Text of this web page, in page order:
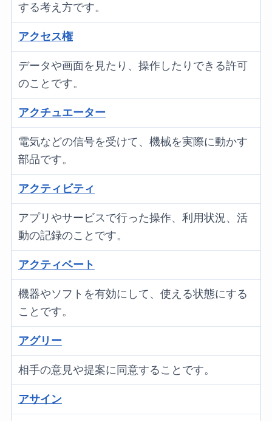
する考え方です。
アクセス権
データや画面を見たり、操作したりできる許可
のことです。
アクチュエーター
電気などの信号を受けて、機械を実際に動かす
部品です。
アクティビティ
アプリやサービスで行った操作、利用状況、活
動の記録のことです。
アクティベート
機器やソフトを有効にして、使える状態にする
ことです。
アグリー
相手の意見や提案に同意することです。
アサイン